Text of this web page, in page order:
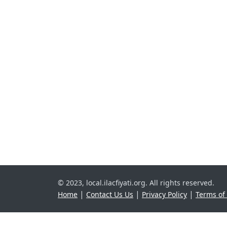
© 2023, local.ilacfiyati.org. All rights reserved.
Home | Contact Us Us | Privacy Policy | Terms of